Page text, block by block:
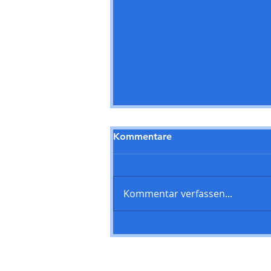
begrüßt neues Jugendabo
Kommentare
Kommentar verfassen...